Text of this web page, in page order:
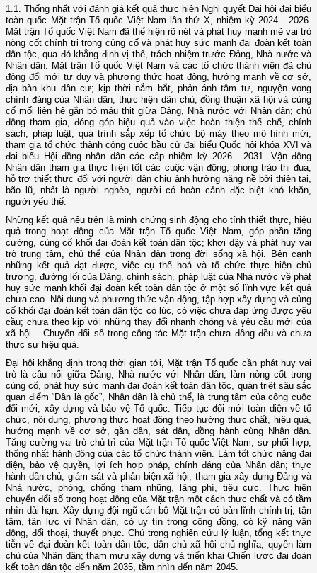
1.1. Thống nhất với đánh giá kết quả thực hiện Nghị quyết Đại hội đại biểu
toàn quốc Mặt trận Tổ quốc Việt Nam lần thứ X, nhiệm kỳ 2024 - 2026.
Mặt trận Tổ quốc Việt Nam đã thể hiện rõ nét và phát huy mạnh mẽ vai trò
nòng cốt chính trị trong củng cố và phát huy sức mạnh đại đoàn kết toàn
dân tộc, qua đó khẳng định vị thế, trách nhiệm trước Đảng, Nhà nước và
Nhân dân. Mặt trận Tổ quốc Việt Nam và các tổ chức thành viên đã chủ
động đổi mới tư duy và phương thức hoạt động, hướng mạnh về cơ sở,
địa bàn khu dân cư; kịp thời nắm bắt, phản ánh tâm tư, nguyện vọng
chính đáng của Nhân dân, thực hiện dân chủ, đồng thuận xã hội và củng
cố mối liên hệ gắn bó máu thịt giữa Đảng, Nhà nước với Nhân dân; chủ
động tham gia, đóng góp hiệu quả vào việc hoàn thiện thể chế, chính
sách, pháp luật, quá trình sắp xếp tổ chức bộ máy theo mô hình mới;
tham gia tổ chức thành công cuộc bầu cử đại biểu Quốc hội khóa XVI và
đại biểu Hội đồng nhân dân các cấp nhiệm kỳ 2026 - 2031. Vận động
Nhân dân tham gia thực hiện tốt các cuộc vận động, phong trào thi đua;
hỗ trợ thiết thực đối với người dân chịu ảnh hưởng nặng nề bởi thiên tai,
bão lũ, nhất là người nghèo, người có hoàn cảnh đặc biệt khó khăn,
người yếu thế.
Những kết quả nêu trên là minh chứng sinh động cho tính thiết thực, hiệu
quả trong hoạt động của Mặt trận Tổ quốc Việt Nam, góp phần tăng
cường, củng cố khối đại đoàn kết toàn dân tộc; khơi dậy và phát huy vai
trò trung tâm, chủ thể của Nhân dân trong đời sống xã hội. Bên cạnh
những kết quả đạt được, việc cụ thể hoá và tổ chức thực hiện chủ
trương, đường lối của Đảng, chính sách, pháp luật của Nhà nước về phát
huy sức mạnh khối đại đoàn kết toàn dân tộc ở một số lĩnh vực kết quả
chưa cao. Nội dung và phương thức vận động, tập hợp xây dựng và củng
cố khối đại đoàn kết toàn dân tộc có lúc, có việc chưa đáp ứng được yêu
cầu; chưa theo kịp với những thay đổi nhanh chóng và yêu cầu mới của
xã hội... Chuyển đổi số trong công tác Mặt trận chưa đồng đều và chưa
thực sự hiệu quả.
Đại hội khẳng định trong thời gian tới, Mặt trận Tổ quốc cần phát huy vai
trò là cầu nối giữa Đảng, Nhà nước với Nhân dân, làm nòng cốt trong
củng cố, phát huy sức mạnh đại đoàn kết toàn dân tộc, quán triệt sâu sắc
quan điểm “Dân là gốc”, Nhân dân là chủ thể, là trung tâm của công cuộc
đổi mới, xây dựng và bảo vệ Tổ quốc. Tiếp tục đổi mới toàn diện về tổ
chức, nội dung, phương thức hoạt động theo hướng thực chất, hiệu quả,
hướng mạnh về cơ sở, gần dân, sát dân, đồng hành cùng Nhân dân.
Tăng cường vai trò chủ trì của Mặt trận Tổ quốc Việt Nam, sự phối hợp,
thống nhất hành động của các tổ chức thành viên. Làm tốt chức năng đại
diện, bảo vệ quyền, lợi ích hợp pháp, chính đáng của Nhân dân; thực
hành dân chủ, giám sát và phản biện xã hội, tham gia xây dựng Đảng và
Nhà nước, phòng, chống tham nhũng, lãng phí, tiêu cực. Thực hiện
chuyển đổi số trong hoạt động của Mặt trận một cách thực chất và có tầm
nhìn dài hạn. Xây dựng đội ngũ cán bộ Mặt trận có bản lĩnh chính trị, tận
tâm, tận lực vì Nhân dân, có uy tín trong cộng đồng, có kỹ năng vận
động, đối thoại, thuyết phục. Chú trọng nghiên cứu lý luận, tổng kết thực
tiễn về đại đoàn kết toàn dân tộc, dân chủ xã hội chủ nghĩa, quyền làm
chủ của Nhân dân; tham mưu xây dựng và triển khai Chiến lược đại đoàn
kết toàn dân tộc đến năm 2035, tầm nhìn đến năm 2045.